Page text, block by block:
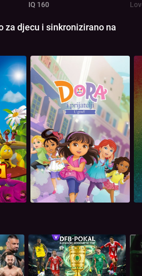
IQ 160
za djecu i sinkronizirano na